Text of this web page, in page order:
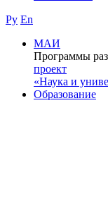
Ру En
МАИ
Программы
проект
«Наука и
Образование